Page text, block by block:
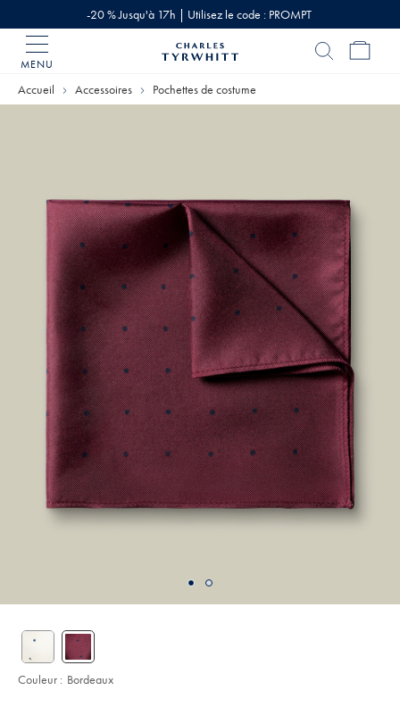
-20 % Jusqu'à 17h | Utilisez le code : PROMPT
MENU
Tyrwhitt
Accueil Accessoires Pochettes de costume
Couleur : Bordeaux